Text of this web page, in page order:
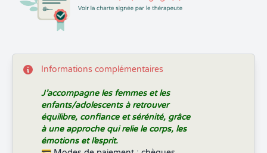
Informations complémentaires
J’accompagne les femmes et les
enfants/adolescents à retrouver
équilibre, confiance et sérénité, grâce
à une approche qui relie le corps, les
émotions et l’esprit.